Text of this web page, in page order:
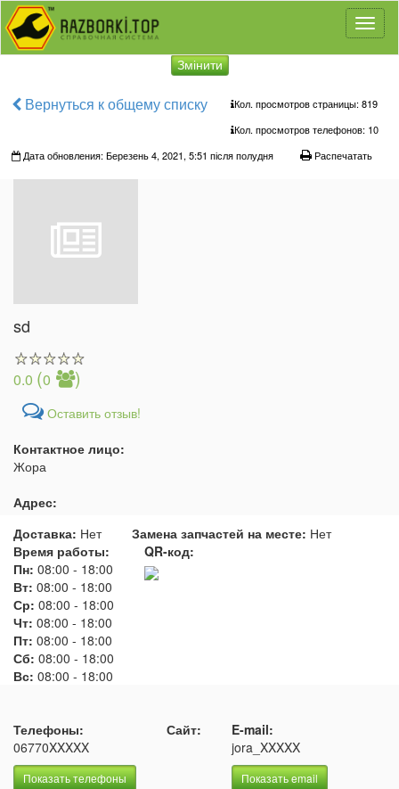
Змінити
Вернуться к общему списку
Кол. просмотров страницы: 819
Кол. просмотров телефонов: 10
Дата обновления: Березень 4, 2021, 5:51 після полудня
Распечатать
sd
0.0 (0 )
Оставить отзыв!
Контактное лицо:
Жора
Адрес:
Доставка: Нет Замена запчастей на месте: Нет
Время работы:
Пн: 08:00 - 18:00
Вт: 08:00 - 18:00
Ср: 08:00 - 18:00
Чт: 08:00 - 18:00
Пт: 08:00 - 18:00
Сб: 08:00 - 18:00
Вс: 08:00 - 18:00
QR-код:
Телефоны:
06770XXXXX
Показать телефоны
Сайт:
E-mail:
jora_XXXXX
Показать email